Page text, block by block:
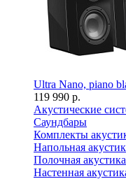
Ultra Nano, piano
119 990 р.
Акустические
Саундбары
Комплекты
Напольная
Полочная акустика
Настенная